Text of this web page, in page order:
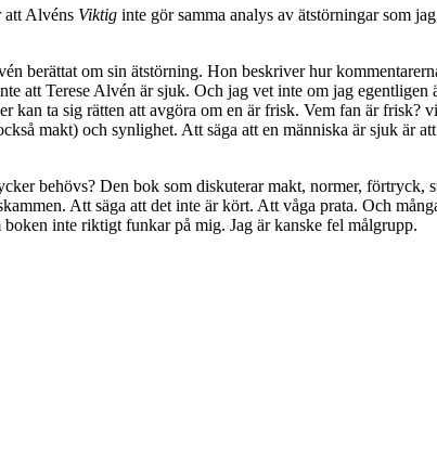
att Alvéns Viktig inte gör samma analys av ätstörningar som
berättat om sin ätstörning. Hon beskriver hur
att Terese Alvén är sjuk. Och jag vet inte om jag egentligen
kan ta sig rätten att avgöra om en är frisk. Vem fan är frisk?
makt) och synlighet. Att säga att en människa är sjuk är
behövs? Den bok som diskuterar makt, normer, förtryck,
Att säga att det inte är kört. Att våga prata. Och
inte riktigt funkar på mig. Jag är kanske fel målgrupp.